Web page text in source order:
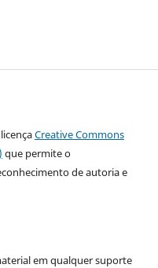
Creative Commons
que permite o
de autoria e
em qualquer suporte